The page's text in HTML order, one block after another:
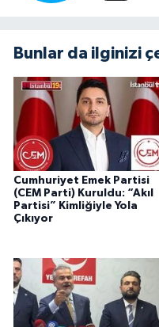
Bunlar da ilginizi
Cumhuriyet Emek Partisi
(CEM Parti) Kuruldu: “Akıl
Partisi” Kimliğiyle Yola
Çıkıyor